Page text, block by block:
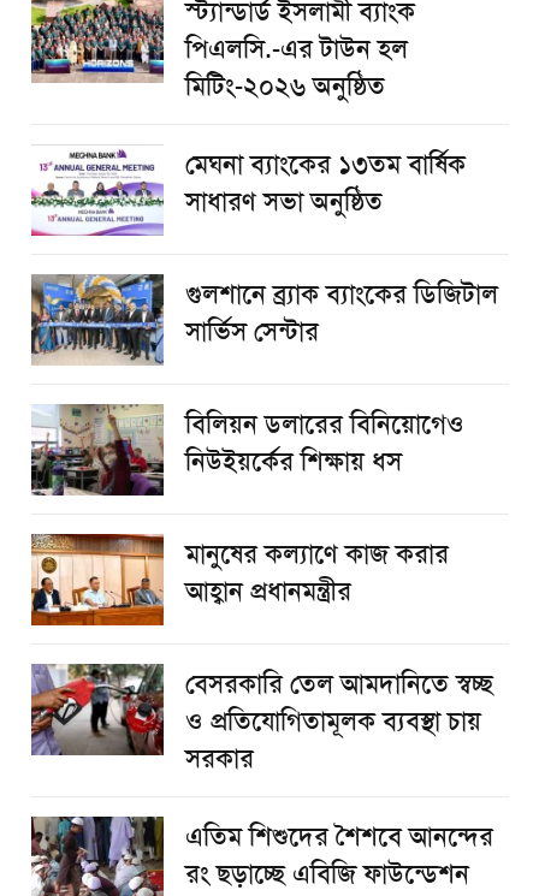
স্ট্যান্ডার্ড ইসলামী ব্যাংক
পিএলসি.-এর টাউন হল
মিটিং-২০২৬ অনুষ্ঠিত
মেঘনা ব্যাংকের ১৩তম বার্ষিক
সাধারণ সভা অনুষ্ঠিত
গুলশানে ব্র্যাক ব্যাংকের ডিজিটাল
সার্ভিস সেন্টার
বিলিয়ন ডলারের বিনিয়োগেও
নিউইয়র্কের শিক্ষায় ধস
মানুষের কল্যাণে কাজ করার
আহ্বান প্রধানমন্ত্রীর
বেসরকারি তেল আমদানিতে স্বচ্ছ
ও প্রতিযোগিতামূলক ব্যবস্থা চায়
সরকার
এতিম শিশুদের শৈশবে আনন্দের
রং ছড়াচ্ছে এবিজি ফাউন্ডেশন